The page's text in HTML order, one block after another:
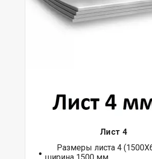
Лист 4
Размеры листа 4
ширина 1500 мм